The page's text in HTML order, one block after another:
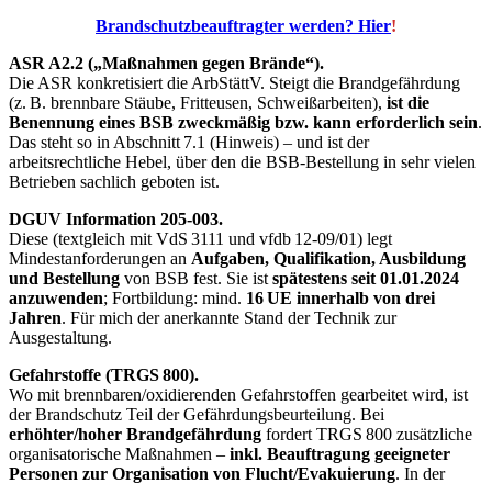
Brandschutzbeauftragter werden? Hier!
ASR A2.2 („Maßnahmen gegen Brände“).
Die ASR konkretisiert die ArbStättV. Steigt die Brandgefährdung
(z. B. brennbare Stäube, Fritteusen, Schweißarbeiten), ist die
Benennung eines BSB zweckmäßig bzw. kann erforderlich sein.
Das steht so in Abschnitt 7.1 (Hinweis) – und ist der
arbeitsrechtliche Hebel, über den die BSB-Bestellung in sehr vielen
Betrieben sachlich geboten ist.
DGUV Information 205‑003.
Diese (textgleich mit VdS 3111 und vfdb 12‑09/01) legt
Mindestanforderungen an Aufgaben, Qualifikation, Ausbildung
und Bestellung von BSB fest. Sie ist spätestens seit 01.01.2024
anzuwenden; Fortbildung: mind. 16 UE innerhalb von drei
Jahren. Für mich der anerkannte Stand der Technik zur
Ausgestaltung.
Gefahrstoffe (TRGS 800).
Wo mit brennbaren/oxidierenden Gefahrstoffen gearbeitet wird, ist
der Brandschutz Teil der Gefährdungsbeurteilung. Bei
erhöhter/hoher Brandgefährdung fordert TRGS 800 zusätzliche
organisatorische Maßnahmen – inkl. Beauftragung geeigneter
Personen zur Organisation von Flucht/Evakuierung. In der